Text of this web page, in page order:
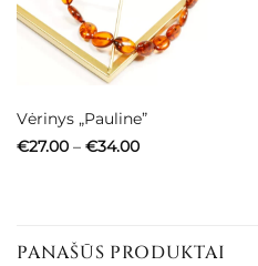
Vėrinys „Pauline”
€27.00 – €34.00Price
PANAŠŪS PRODUKTAI